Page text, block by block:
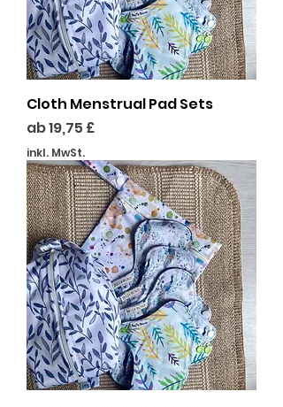
Cloth Menstrual Pad Sets
ab19,75 £
Sale-Preis
inkl. MwSt.